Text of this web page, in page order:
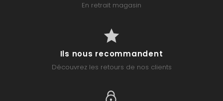
En retrait magasin
Ils nous recommandent
Découvrez les retours de nos clients